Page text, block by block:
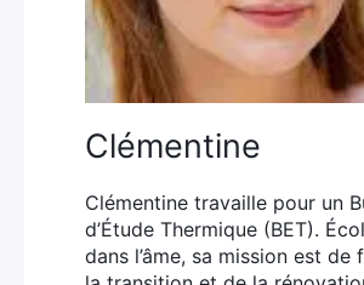
Clémentine
Clémentine travaille pour un
d’Étude Thermique (BET).
dans l’âme, sa mission est de